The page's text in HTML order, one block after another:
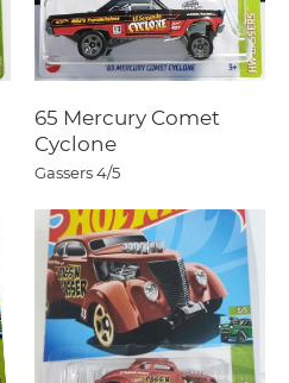
65 Mercury Comet
Cyclone
Gassers4/5